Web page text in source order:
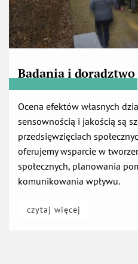
Badaniai doradztwo
Ocena efektów własnych
oferujemy wsparcie w
społecznych, planowania
komunikowania wpływu.
czytaj więcejotwiera się